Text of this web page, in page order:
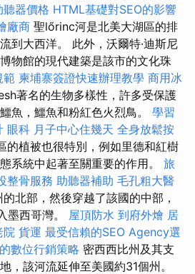
聽器價格 HTML基礎對SEO的影響
廠商 聖lőrinc河是北美大湖區的排
到大西洋。 此外，沃爾特·迪斯尼
物館的現代建築是該市的文化珠
範 柬埔寨簽證快速辦理教學 商用冰
著名的生物多樣性，許多受保護
魚，鱷魚和粉紅色火烈鳥。 學習
眼科 月子中心住幾天 全身放鬆按
的植被也很特別，例如里德和紅樹
系統中起著至關重要的作用。 旅
整骨服務 助聽器補助 毛孔粗大醫
北部，然後穿越了該國的中部，
墨西哥灣。 屋頂防水 到府外燴 居
院 貨運 最受信賴的SEO Agency選
數位行銷策略 密西西比州及其支
，該河流延伸至美國約31個州。